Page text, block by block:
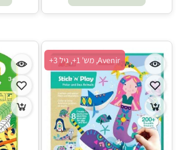
Avenir, מש' 1+, גיל 3+